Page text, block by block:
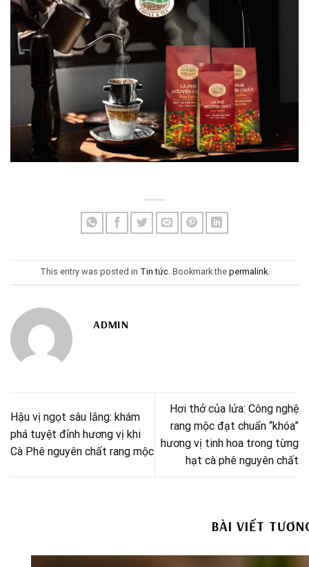
This entry was posted in Tin tức. Bookmark the permalink.
ADMIN
Hậu vị ngọt sâu lắng: khám
phá tuyệt đỉnh hương vị khi
Cà Phê nguyên chất rang mộc
Hơi thở của lửa: Công nghệ
rang mộc đạt chuẩn “khóa”
hương vị tinh hoa trong từng
hạt cà phê nguyên chất
BÀI VIẾT